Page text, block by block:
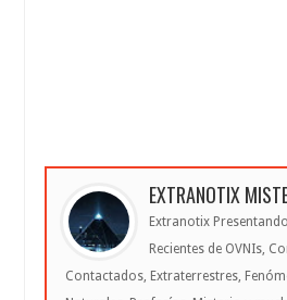
EXTRANOTIX
Extranotix
Recientes de OVNIs,
Contactados, Extraterrestres,